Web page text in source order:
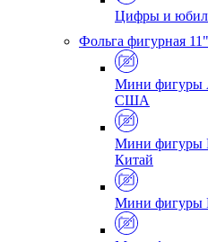
Цифры и
Фольга фигурная
Мини фигуры
США
Мини фигуры
Китай
Мини фигуры